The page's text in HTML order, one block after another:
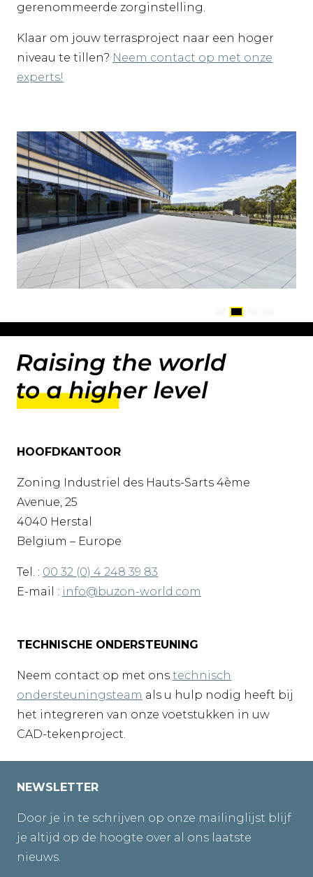
gerenommeerde zorginstelling.
Klaar om jouw terrasproject naar een hoger
niveau te tillen? Neem contact op met onze
experts!
HOOFDKANTOOR
Zoning Industriel des Hauts-Sarts 4ème
Avenue, 25
4040 Herstal
Belgium – Europe
Tel. : 00 32 (0) 4 248 39 83
E-mail : info@buzon-world.com
TECHNISCHE ONDERSTEUNING
Neem contact op met ons technisch
ondersteuningsteam als u hulp nodig heeft bij
het integreren van onze voetstukken in uw
CAD-tekenproject.
NEWSLETTER
Door je in te schrijven op onze mailinglijst blijf
je altijd op de hoogte over al ons laatste
nieuws.